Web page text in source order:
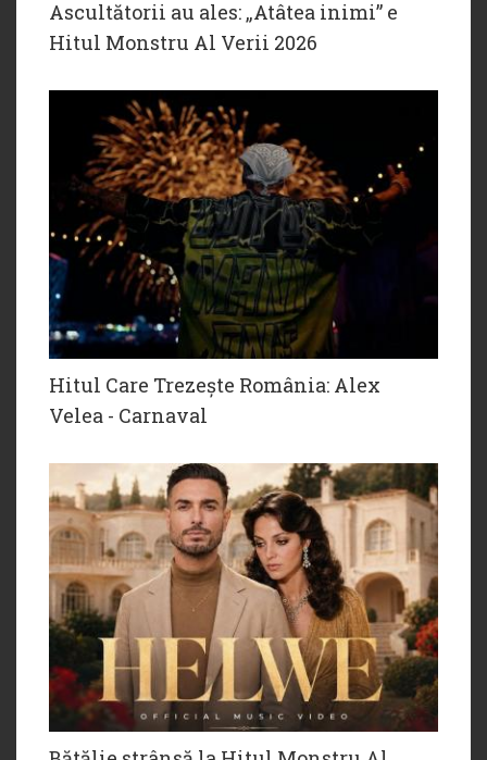
Ascultătorii au ales: „Atâtea inimi” e
Hitul Monstru Al Verii 2026
Hitul Care Trezește România: Alex
Velea - Carnaval